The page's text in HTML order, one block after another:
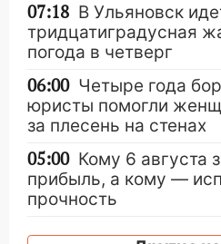
07:18 В Ульяновск
тридцатиградусная
погода в четверг
06:00 Четыре года
юристы помогли
за плесень на стенах
05:00 Кому 6 августа
прибыль, а кому —
прочность